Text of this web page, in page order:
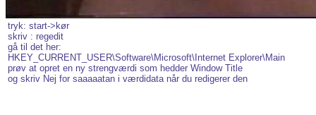
tryk: start->kør
skriv : regedit
gå til det her:
HKEY_CURRENT_USER\Software\Microsoft\Internet Explorer\Main
prøv at opret en ny strengværdi som hedder Window Title
og skriv Nej for saaaaatan i værdidata når du redigerer den